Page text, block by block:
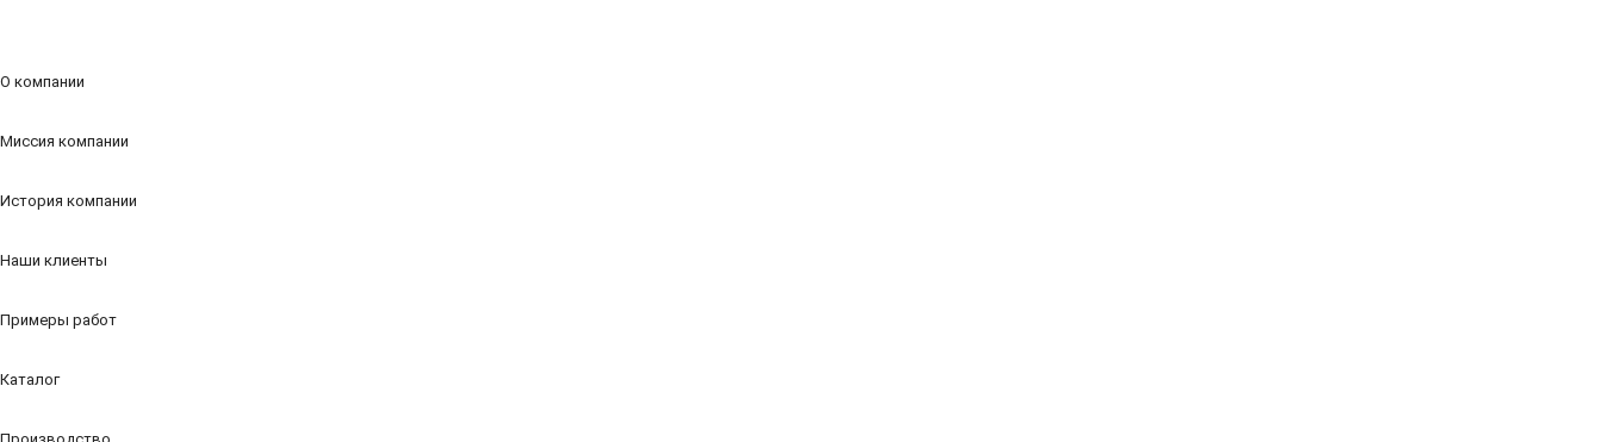
О компании
Миссия компании
История компании
Наши клиенты
Примеры работ
Каталог